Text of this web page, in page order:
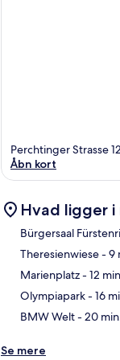
Perchtinger Strasse
Åbn kort
Hvad ligger
Bürgersaal
Theresienwiese- 9
Marienplatz- 12
Olympiapark- 16
BMW Welt- 20
Se mere